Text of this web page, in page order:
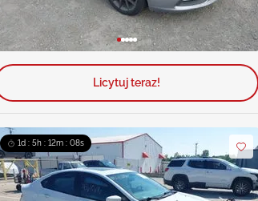
Licytuj teraz!
1d : 5h : 12m : 06s